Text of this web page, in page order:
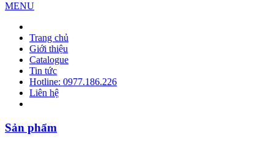
MENU
Trang chủ
Giới thiệu
Catalogue
Tin tức
Hotline: 0977.186.226
Liên hệ
Sản phẩm